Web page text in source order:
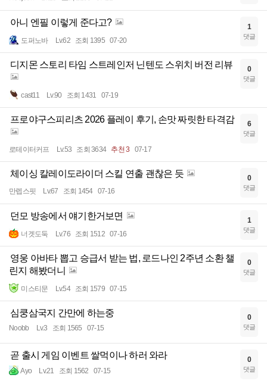
아니 엔필 이렇게 준다고?
도퍼노바 Lv.62 조회 1395 07-20
1
댓글
디지몬 스토리 타임 스트레인저 닌텐도 스위치 버전 리뷰
cast11 Lv.90 조회 1431 07-19
0
댓글
프로야구스피리츠 2026 플레이 후기, 손맛 짜릿한 타격감
로테이터커프 Lv.53 조회 3634 추천 3 07-17
6
댓글
체이싱 칼레이도라이더 스킬 연출 괜찮은 듯
만렙스핏 Lv.67 조회 1454 07-16
0
댓글
던모 방송에서 얘기한거보면
너겟도둑 Lv.76 조회 1512 07-16
1
댓글
영웅 아바타 뽑고 승급서 받는 법, 로드나인 2주년 소환 챌
린지 해봤더니
미스티문 Lv.54 조회 1579 07-15
0
댓글
심쿵삼국지 간만에 하는중
Noobb Lv.3 조회 1565 07-15
0
댓글
곧 출시 게임 이벤트 쌀먹이나 하러 와라
Ayo Lv.21 조회 1562 07-15
0
댓글